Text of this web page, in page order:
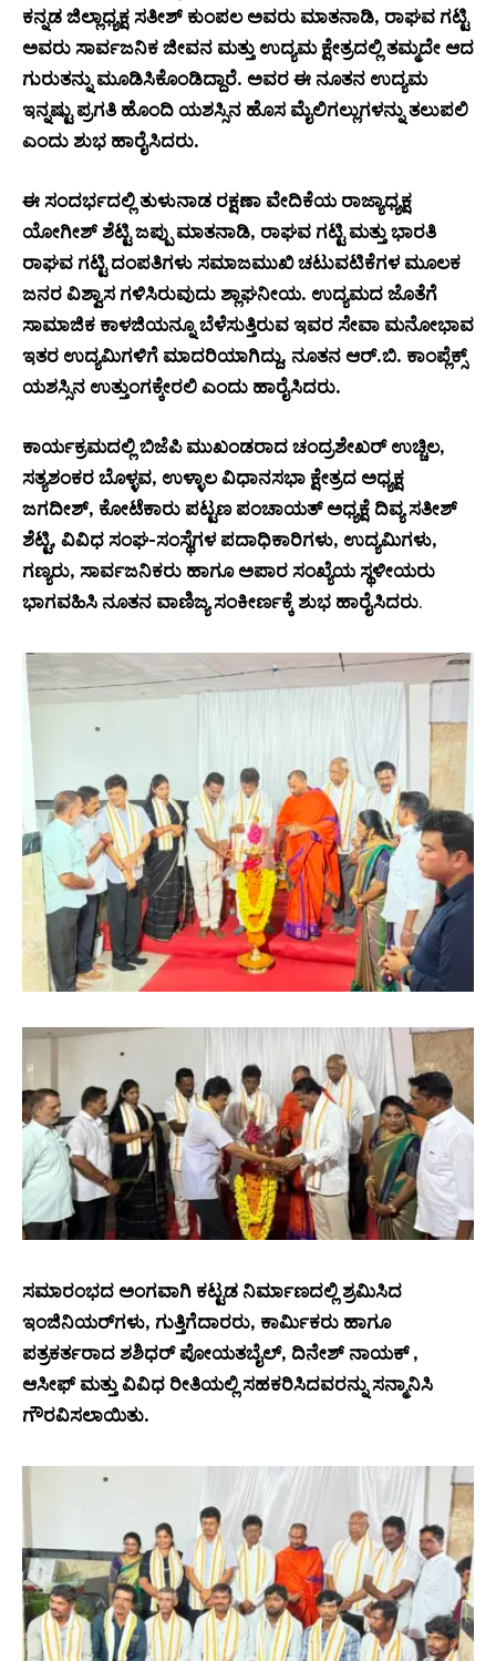
ಕನ್ನಡ ಜಿಲ್ಲಾಧ್ಯಕ್ಷ ಸತೀಶ್ ಕುಂಪಲ ಅವರು ಮಾತನಾಡಿ, ರಾಘವ ಗಟ್ಟಿ
ಅವರು ಸಾರ್ವಜನಿಕ ಜೀವನ ಮತ್ತು ಉದ್ಯಮ ಕ್ಷೇತ್ರದಲ್ಲಿ ತಮ್ಮದೇ ಆದ
ಗುರುತನ್ನು ಮೂಡಿಸಿಕೊಂಡಿದ್ದಾರೆ. ಅವರ ಈ ನೂತನ ಉದ್ಯಮ
ಇನ್ನಷ್ಟು ಪ್ರಗತಿ ಹೊಂದಿ ಯಶಸ್ಸಿನ ಹೊಸ ಮೈಲಿಗಲ್ಲುಗಳನ್ನು ತಲುಪಲಿ
ಎಂದು ಶುಭ ಹಾರೈಸಿದರು.
ಈ ಸಂದರ್ಭದಲ್ಲಿ ತುಳುನಾಡ ರಕ್ಷಣಾ ವೇದಿಕೆಯ ರಾಜ್ಯಾಧ್ಯಕ್ಷ
ಯೋಗೀಶ್ ಶೆಟ್ಟಿ ಜಪ್ಪು ಮಾತನಾಡಿ, ರಾಘವ ಗಟ್ಟಿ ಮತ್ತು ಭಾರತಿ
ರಾಘವ ಗಟ್ಟಿ ದಂಪತಿಗಳು ಸಮಾಜಮುಖಿ ಚಟುವಟಿಕೆಗಳ ಮೂಲಕ
ಜನರ ವಿಶ್ವಾಸ ಗಳಿಸಿರುವುದು ಶ್ಲಾಘನೀಯ. ಉದ್ಯಮದ ಜೊತೆಗೆ
ಸಾಮಾಜಿಕ ಕಾಳಜಿಯನ್ನೂ ಬೆಳೆಸುತ್ತಿರುವ ಇವರ ಸೇವಾ ಮನೋಭಾವ
ಇತರ ಉದ್ಯಮಿಗಳಿಗೆ ಮಾದರಿಯಾಗಿದ್ದು, ನೂತನ ಆರ್.ಬಿ. ಕಾಂಪ್ಲೆಕ್ಸ್
ಯಶಸ್ಸಿನ ಉತ್ತುಂಗಕ್ಕೇರಲಿ ಎಂದು ಹಾರೈಸಿದರು.
ಕಾರ್ಯಕ್ರಮದಲ್ಲಿ ಬಿಜೆಪಿ ಮುಖಂಡರಾದ ಚಂದ್ರಶೇಖರ್ ಉಚ್ಚಿಲ,
ಸತ್ಯಶಂಕರ ಬೊಳ್ಳವ, ಉಳ್ಳಾಲ ವಿಧಾನಸಭಾ ಕ್ಷೇತ್ರದ ಅಧ್ಯಕ್ಷ
ಜಗದೀಶ್, ಕೋಟೆಕಾರು ಪಟ್ಟಣ ಪಂಚಾಯತ್ ಅಧ್ಯಕ್ಷೆ ದಿವ್ಯ ಸತೀಶ್
ಶೆಟ್ಟಿ, ವಿವಿಧ ಸಂಘ-ಸಂಸ್ಥೆಗಳ ಪದಾಧಿಕಾರಿಗಳು, ಉದ್ಯಮಿಗಳು,
ಗಣ್ಯರು, ಸಾರ್ವಜನಿಕರು ಹಾಗೂ ಅಪಾರ ಸಂಖ್ಯೆಯ ಸ್ಥಳೀಯರು
ಭಾಗವಹಿಸಿ ನೂತನ ವಾಣಿಜ್ಯ ಸಂಕೀರ್ಣಕ್ಕೆ ಶುಭ ಹಾರೈಸಿದರು.
ಸಮಾರಂಭದ ಅಂಗವಾಗಿ ಕಟ್ಟಡ ನಿರ್ಮಾಣದಲ್ಲಿ ಶ್ರಮಿಸಿದ
ಇಂಜಿನಿಯರ್‌ಗಳು, ಗುತ್ತಿಗೆದಾರರು, ಕಾರ್ಮಿಕರು ಹಾಗೂ
ಪತ್ರಕರ್ತರಾದ ಶಶಿಧರ್ ಪೋಯತಬೈಲ್, ದಿನೇಶ್ ನಾಯಕ್ ,
ಆಸೀಫ್ ಮತ್ತು ವಿವಿಧ ರೀತಿಯಲ್ಲಿ ಸಹಕರಿಸಿದವರನ್ನು ಸನ್ಮಾನಿಸಿ
ಗೌರವಿಸಲಾಯಿತು.